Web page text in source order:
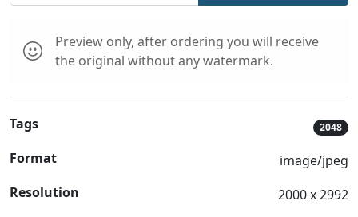
Preview only, after ordering you will receive
the original without any watermark.
Tags 2048
Format
image/jpeg
Resolution
2000 x 2992